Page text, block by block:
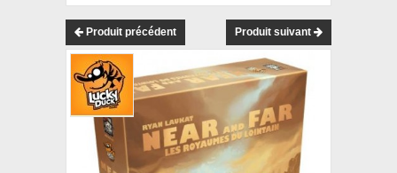
Produit précédent Produit suivant